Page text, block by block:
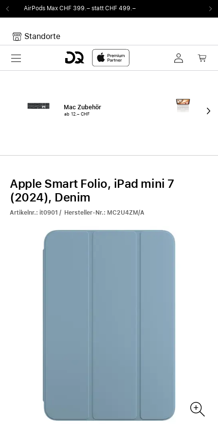
statt CHF 499.– Von Sound auf Fun.
Standorte
Toggle navigation
Mac Zubehör
ab 12.– CHF ab
Apple Smart Folio, iPad mini 7
(2024), Denim
Artikelnr.: it0901 / Hersteller-Nr.: MC2U4ZM/A